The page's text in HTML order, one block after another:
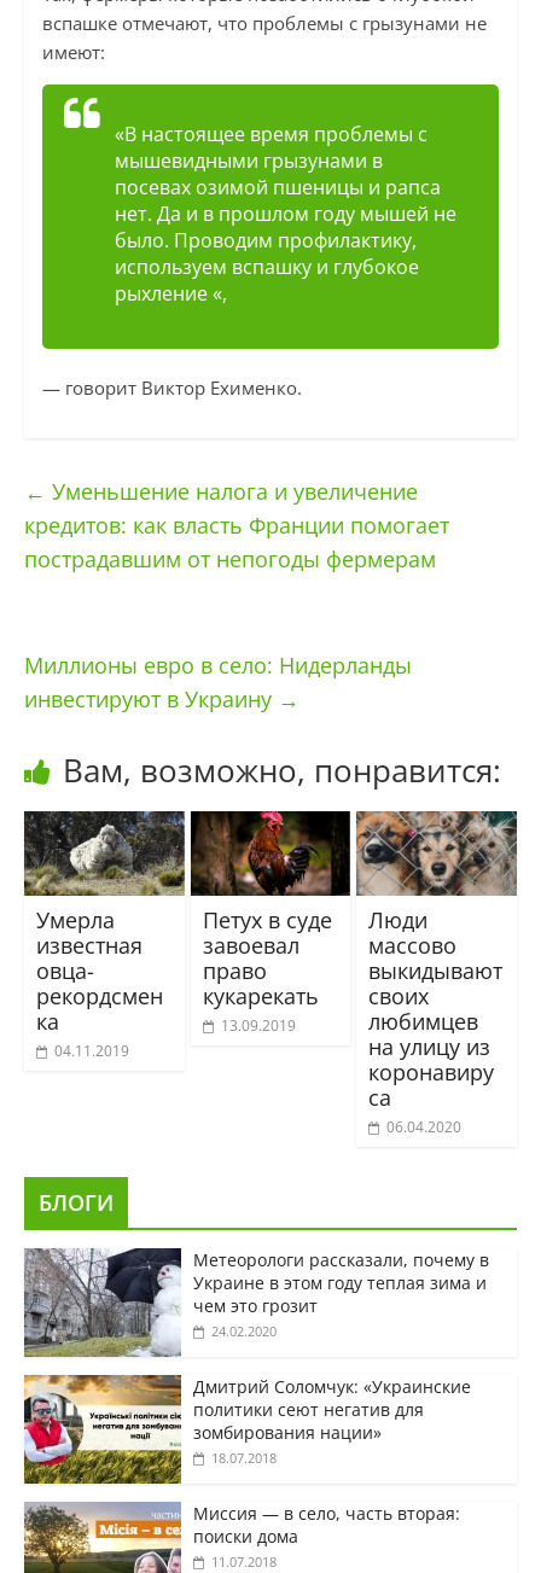
вспашке отмечают, что проблемы с грызунами не
имеют:
«В настоящее время проблемы с
мышевидными грызунами в
посевах озимой пшеницы и рапса
нет. Да и в прошлом году мышей не
было. Проводим профилактику,
используем вспашку и глубокое
рыхление «,
— говорит Виктор Ехименко.
← Уменьшение налога и увеличение
кредитов: как власть Франции помогает
пострадавшим от непогоды фермерам
Миллионы евро в село: Нидерланды
инвестируют в Украину →
Вам, возможно, понравится:
Умерла
известная
овца-
рекордсмен
ка
04.11.2019
Петух в суде
завоевал
право
кукарекать
13.09.2019
Люди
массово
выкидывают
своих
любимцев
на улицу из
коронавиру
са
06.04.2020
БЛОГИ
Метеорологи рассказали, почему в
Украине в этом году теплая зима и
чем это грозит
24.02.2020
Дмитрий Соломчук: «Украинские
политики сеют негатив для
зомбирования нации»
18.07.2018
Миссия — в село, часть вторая:
поиски дома
11.07.2018